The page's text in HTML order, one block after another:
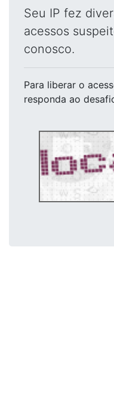
Seu IP fez
acessos
conosco.
Para liberar o
responda ao